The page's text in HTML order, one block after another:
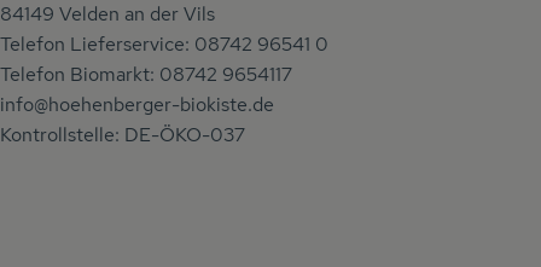
84149 Velden an der Vils
Telefon Lieferservice: 08742 96541 0
Telefon Biomarkt: 08742 9654117
info@hoehenberger-biokiste.de
Kontrollstelle: DE-ÖKO-037